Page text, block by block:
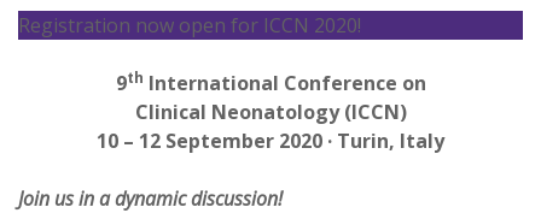
Registration now open for ICCN 2020!
9th International Conference on
Clinical Neonatology (ICCN)
10 – 12 September 2020 · Turin, Italy
Join us in a dynamic discussion!